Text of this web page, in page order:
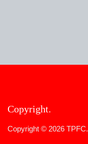
Copyright
Copyright © 2026